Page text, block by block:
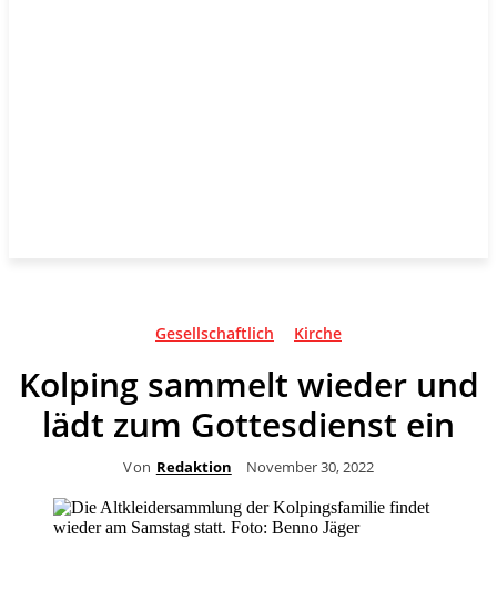
Gesellschaftlich Kirche
Kolping sammelt wieder und
lädt zum Gottesdienst ein
Von Redaktion November 30, 2022